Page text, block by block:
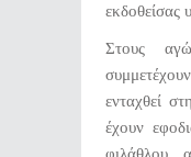
εκδοθείσας
Στους
ενταχθεί
έχουν
φιλάθλου